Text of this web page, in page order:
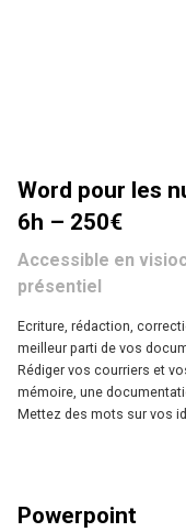
Word pour les
6h – 250€
Accessible en
présentiel
Ecriture, rédaction,
meilleur parti de vos
Rédiger vos courriers et
mémoire, une
Mettez des mots sur vos
Powerpoint